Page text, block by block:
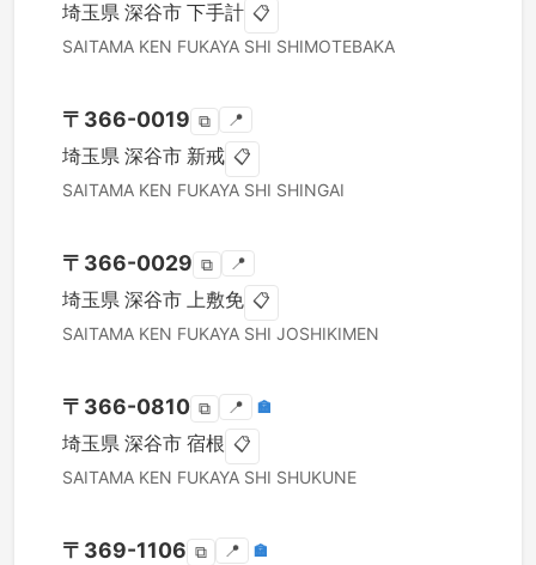
埼玉県 深谷市 下手計 📋
SAITAMA KEN FUKAYA SHI SHIMOTEBAKA
〒 366-0019 ⧉ 📍
埼玉県 深谷市 新戒 📋
SAITAMA KEN FUKAYA SHI SHINGAI
〒 366-0029 ⧉ 📍
埼玉県 深谷市 上敷免 📋
SAITAMA KEN FUKAYA SHI JOSHIKIMEN
〒 366-0810 ⧉ 📍 🏣
埼玉県 深谷市 宿根 📋
SAITAMA KEN FUKAYA SHI SHUKUNE
〒 369-1106 ⧉ 📍 🏣